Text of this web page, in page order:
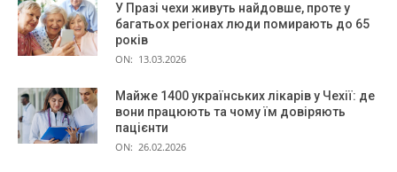
У Празі чехи живуть найдовше, проте у
багатьох регіонах люди помирають до 65
років
ON: 13.03.2026
Майже 1400 українських лікарів у Чехії: де
вони працюють та чому їм довіряють
пацієнти
ON: 26.02.2026